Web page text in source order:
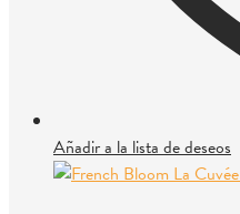
Añadir a la lista de deseos